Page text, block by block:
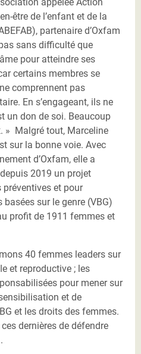
être de l’enfant et de la
partenaire d’Oxfam
sans difficulté que
pour atteindre ses
certains membres se
comprennent pas
En s’engageant, ils ne
un don de soi. Beaucoup
» Malgré tout, Marceline
sur la bonne voie. Avec
d’Oxfam, elle a
2019 un projet
préventives et pour
sur le genre (VBG)
profit de 1911 femmes et
40 femmes leaders sur
et reproductive ; les
pour mener sur
et de
et les droits des femmes.
dernières de défendre